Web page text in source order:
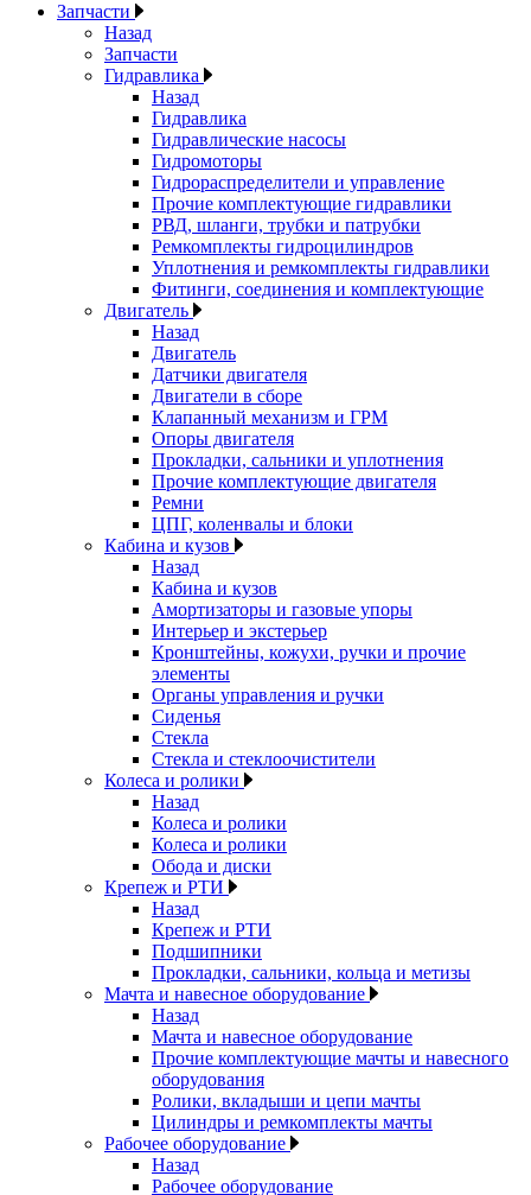
Запчасти
Назад
Запчасти
Гидравлика
Назад
Гидравлика
Гидравлические насосы
Гидромоторы
Гидрораспределители и управление
Прочие комплектующие гидравлики
РВД, шланги, трубки и патрубки
Ремкомплекты гидроцилиндров
Уплотнения и ремкомплекты гидравлики
Фитинги, соединения и комплектующие
Двигатель
Назад
Двигатель
Датчики двигателя
Двигатели в сборе
Клапанный механизм и ГРМ
Опоры двигателя
Прокладки, сальники и уплотнения
Прочие комплектующие двигателя
Ремни
ЦПГ, коленвалы и блоки
Кабина и кузов
Назад
Кабина и кузов
Амортизаторы и газовые упоры
Интерьер и экстерьер
Кронштейны, кожухи, ручки и прочие
элементы
Органы управления и ручки
Сиденья
Стекла
Стекла и стеклоочистители
Колеса и ролики
Назад
Колеса и ролики
Колеса и ролики
Обода и диски
Крепеж и РТИ
Назад
Крепеж и РТИ
Подшипники
Прокладки, сальники, кольца и метизы
Мачта и навесное оборудование
Назад
Мачта и навесное оборудование
Прочие комплектующие мачты и навесного
оборудования
Ролики, вкладыши и цепи мачты
Цилиндры и ремкомплекты мачты
Рабочее оборудование
Назад
Рабочее оборудование